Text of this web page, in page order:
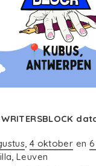
4 oktober en
Leuven